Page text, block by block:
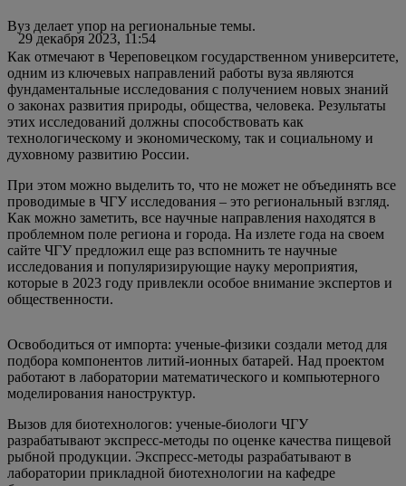
29 декабря 2023, 11:54
Вуз делает упор на региональные темы.
Как отмечают в Череповецком государственном университете,
одним из ключевых направлений работы вуза являются
фундаментальные исследования с получением новых знаний
о законах развития природы, общества, человека. Результаты
этих исследований должны способствовать как
технологическому и экономическому, так и социальному и
духовному развитию России.
При этом можно выделить то, что не может не объединять все
проводимые в ЧГУ исследования – это региональный взгляд.
Как можно заметить, все научные направления находятся в
проблемном поле региона и города. На излете года на своем
сайте ЧГУ предложил еще раз вспомнить те научные
исследования и популяризирующие науку мероприятия,
которые в 2023 году привлекли особое внимание экспертов и
общественности.
Освободиться от импорта: ученые-физики создали метод для
подбора компонентов литий-ионных батарей. Над проектом
работают в лаборатории математического и компьютерного
моделирования наноструктур.
Вызов для биотехнологов: ученые-биологи ЧГУ
разрабатывают экспресс-методы по оценке качества пищевой
рыбной продукции. Экспресс-методы разрабатывают в
лаборатории прикладной биотехнологии на кафедре